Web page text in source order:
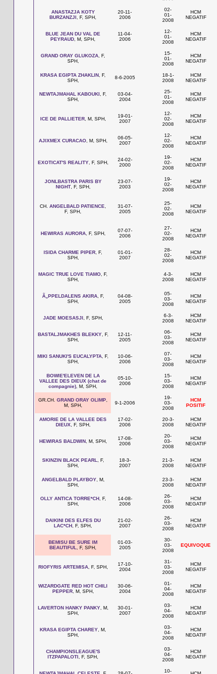
ANASTAZJA KOTY
BURZANZJI , F, SPH,
20-11-
2006
02-
01-
2008
HCM
NEGATIF
BLUE JEAN DU VAL DE
PEYRAUD , M, SPH,
11-04-
2006
12-
01-
2008
HCM
NEGATIF
GRAND ORAY GLUKOZA , F,
SPH,
15-
01-
2008
HCM
NEGATIF
KRASA EGIPTA ZHAKLIN , F,
SPH,
8-6-2005
18-1-
2008
HCM
NEGATIF
NEWTAJMAHAL KABOUKI , F,
SPH,
03-04-
2004
25-
01-
2008
HCM
NEGATIF
ICE DE PALLIETER, M, SPH,
19-01-
2007
12-
02-
2008
HCM
NEGATIF
AJIXMEX CURACAO, M, SPH,
06-05-
2007
12-
02-
2008
HCM
NEGATIF
EXOTICAT'S REALITY, F, SPH,
24-02-
2000
19-
02-
2008
HCM
NEGATIF
JONLBASTRA PARIS BY
NIGHT, F, SPH,
23-07-
2003
19-
02-
2008
HCM
NEGATIF
CH. ANGELBALD PATIENCE
F, SPH,
31-07-
2005
25-
02-
2008
HCM
NEGATIF
HEWIRAS AURORA, F, SPH,
07-07-
2006
27-
02-
2008
HCM
NEGATIF
ISIDA CHARME PIPER , F,
SPH,
01-01-
2007
28-
02-
2008
HCM
NEGATIF
MAGIC TRUE LOVE TIAMO , F,
SPH,
4-3-
2008
HCM
NEGATIF
Ã„PPELDALENS AKIRA, F,
SPH,
04-08-
2005
05-
03-
2008
HCM
NEGATIF
JADE MOESASJI , F, SPH,
6-3-
2008
HCM
NEGATIF
BASTALJMAKHES BLEKKY, F,
SPH,
12-11-
2005
06-
03-
2008
HCM
NEGATIF
MIKI SANUKI'S EUCALYPTA , F,
SPH,
10-06-
2006
07-
03-
2008
HCM
NEGATIF
BOWIE'ELEVEN DE LA
VALLEE DES DIEUX (chat de
compagnie) , M, SPH,
05-10-
2006
15-
03-
2008
HCM
NEGATIF
GR.CH. GRAND ORAY OLIMP
M, SPH,
9-1-2006
19-
03-
2008
HCM
POSITIF
AMORIE DE LA VALLEE DES
DIEUX , F, SPH,
17-02-
2006
20-3-
2008
HCM
NEGATIF
HEWIRAS BALDWIN, M, SPH,
17-08-
2006
20-
03-
2008
HCM
NEGATIF
SKINZIN BLACK PEARL
, F,
SPH,
18-3-
2007
21-3-
2008
HCM
NEGATIF
ANGELBALD PLAYBOY, M,
SPH,
23-3-
2008
HCM
NEGATIF
OLLY ANTICA TORRE*CH, F,
SPH,
14-08-
2006
26-
03-
2008
HCM
NEGATIF
DAIKINI DES ELFES DU
LAC*CH , F, SPH,
21-02-
2007
26-
03-
2008
HCM
NEGATIF
BEMISU BE SURE IM
BEAUTIFUL
, F, SPH,
01-03-
2005
30-
03-
2008
EQUIVOQUE
RIOFYRIS ARTEMISA, F, SPH,
17-10-
2004
31-
03-
2008
HCM
NEGATIF
WIZARDGATE RED HOT CHILI
PEPPER, M, SPH,
30-06-
2004
01-
04-
2008
HCM
NEGATIF
LAVERTON HANKY PANKY, M,
SPH,
30-01-
2007
03-
04-
2008
HCM
NEGATIF
KRASA EGIPTA CHAREY , M,
SPH,
03-
04-
2008
HCM
NEGATIF
CHAMPIONSLEAGUE'S
ITZPAPALOTI , F, SPH,
03-
04-
2008
HCM
NEGATIF
10-